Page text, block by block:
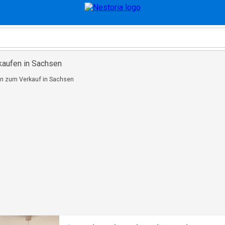
in Sachsen
zum Verkauf in Sachsen